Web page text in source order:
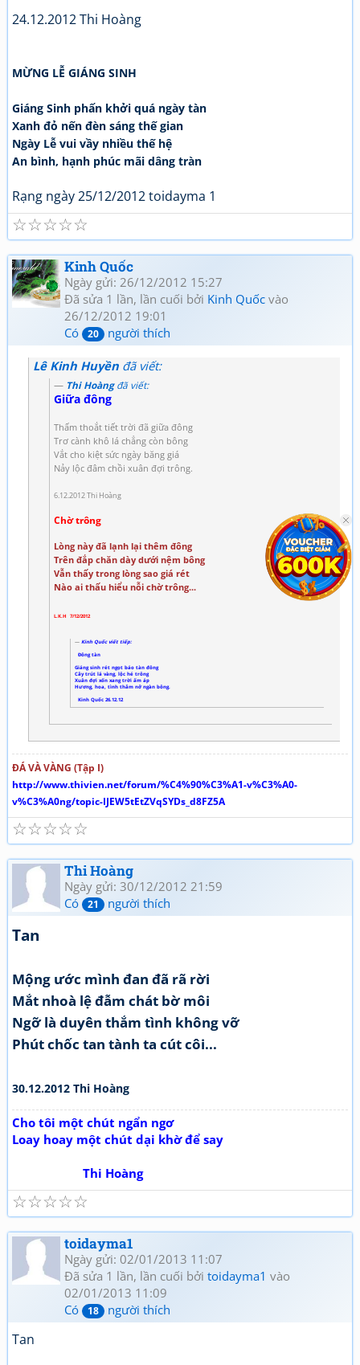
24.12.2012 Thi Hoàng
MỪNG LỄ GIÁNG SINH
Giáng Sinh phấn khởi quá ngày tàn
Xanh đỏ nến đèn sáng thế gian
Ngày Lễ vui vầy nhiều thế hệ
An bình, hạnh phúc mãi dâng tràn
Rạng ngày 25/12/2012 toidayma 1
☆
☆
☆
☆
☆
Kinh Quốc
Ngày gửi: 26/12/2012 15:27
Đã sửa 1 lần, lần cuối bởi Kinh Quốc vào
26/12/2012 19:01
Có
20 người thích
Lê Kinh Huyền đã viết:
Thi Hoàngđã viết:
Giữa đông
Thấm thoắt tiết trời đã giữa đông
Trơ cành khô lá chẳng còn bông
Vắt cho kiệt sức ngày băng giá
Nảy lộc đâm chồi xuân đợi trông.
6.12.2012 Thi Hoàng
Chờ trông
Lòng này đã lạnh lại thêm đông
Trên đắp chăn dày dưới nệm bông
Vẫn thấy trong lòng sao giá rét
Nào ai thấu hiểu nỗi chờ trông...
L.K.H 7/12/2012
Kinh Quốc viết tiếp:
Đông tàn
Giáng sinh rét ngọt báo tàn đông
Cây trút lá vàng, lộc hé trông
Xuân đợi xốn xang trời ấm áp
Hương, hoa, tình thắm nở ngàn bông.
Kinh Quốc 26.12.12
ĐÁ VÀ VÀNG (Tập I)
http://www.thivien.net/forum/%C4%90%C3%A1-v%C3%A0-
v%C3%A0ng/topic-IJEW5tEtZVqSYDs_d8FZ5A
☆
☆
☆
☆
☆
Thi Hoàng
Ngày gửi: 30/12/2012 21:59
Có
21 người thích
Tan
Mộng ước mình đan đã rã rời
Mắt nhoà lệ đẫm chát bờ môi
Ngỡ là duyên thắm tình không vỡ
Phút chốc tan tành ta cút côi...
30.12.2012 Thi Hoàng
Cho tôi một chút ngẩn ngơ
Loay hoay một chút dại khờ để say
Thi Hoàng
☆
☆
☆
☆
☆
toidayma1
Ngày gửi: 02/01/2013 11:07
Đã sửa 1 lần, lần cuối bởi toidayma1 vào
02/01/2013 11:09
Có
18 người thích
Tan